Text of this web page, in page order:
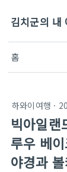
김치군의
홈
하와이여행 ·
빅아일
루우 베
야경과